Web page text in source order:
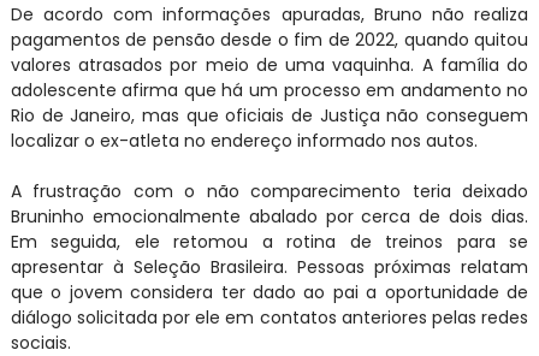
De acordo com informações apuradas, Bruno não realiza
pagamentos de pensão desde o fim de 2022, quando quitou
valores atrasados por meio de uma vaquinha. A família do
adolescente afirma que há um processo em andamento no
Rio de Janeiro, mas que oficiais de Justiça não conseguem
localizar o ex-atleta no endereço informado nos autos.
A frustração com o não comparecimento teria deixado
Bruninho emocionalmente abalado por cerca de dois dias.
Em seguida, ele retomou a rotina de treinos para se
apresentar à Seleção Brasileira. Pessoas próximas relatam
que o jovem considera ter dado ao pai a oportunidade de
diálogo solicitada por ele em contatos anteriores pelas redes
sociais.